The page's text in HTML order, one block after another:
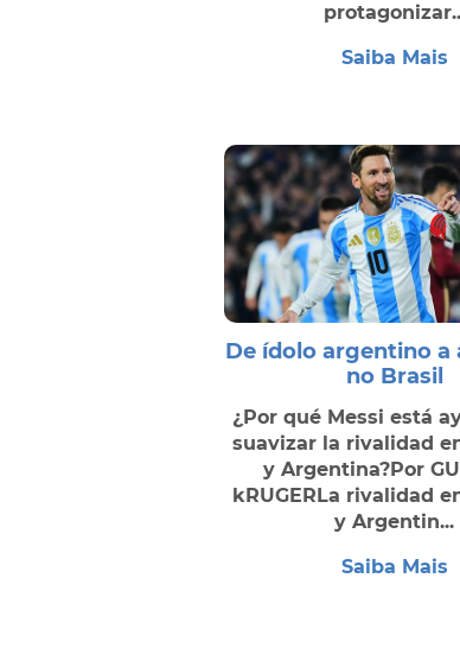
Saiba Mais
De ídolo argentino a
no Brasil
¿Por qué Messi está
suavizar la rivalidad
y Argentina?Por
kRUGERLa rivalidad
y Argentin...
Saiba Mais